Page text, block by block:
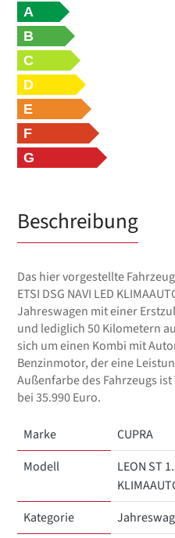
A
B
C
D
E
F
G
Beschreibung
Das hier vorgestellte
ETSI DSG NAVI LED
Jahreswagen mit einer
und lediglich 50 Kilometern
sich um einen Kombi mit
Benzinmotor, der eine
Außenfarbe des Fahrzeugs
bei 35.990 Euro.
Marke
CUPRA
Modell
LEON ST
Kategorie